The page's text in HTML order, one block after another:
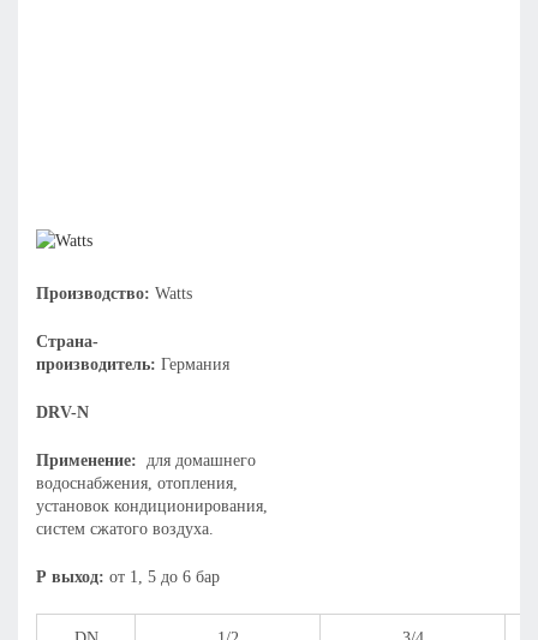
Производство: Watts
Страна-
производитель: Германия
DRV-N
Применение: для домашнего
водоснабжения, отопления,
установок кондиционирования,
систем сжатого воздуха.
Р выход: от 1, 5 до 6 бар